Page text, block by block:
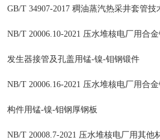
GB/T 34907-2017 稠油蒸汽热采井套管
NB/T 20006.10-2021 压水堆核电厂用合
发生器接管及孔盖用锰-镍-钼钢锻件
NB/T 20006.16-2021 压水堆核电厂用合
构件用锰-镍-钼钢厚钢板
NB/T 20008.7-2021 压水堆核电厂用其他